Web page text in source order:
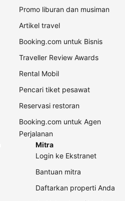
Promo liburan dan musiman
Artikel travel
Booking.com untuk Bisnis
Traveller Review Awards
Rental Mobil
Pencari tiket pesawat
Reservasi restoran
Booking.com untuk Agen
Perjalanan
Mitra
Login ke Ekstranet
Bantuan mitra
Daftarkan properti Anda